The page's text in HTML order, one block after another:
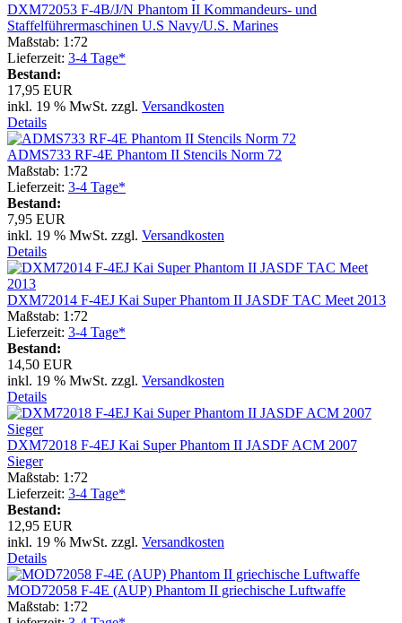
DXM72053 F-4B/J/N Phantom II Kommandeurs- und
Staffelführermaschinen U.S Navy/U.S. Marines
Maßstab: 1:72
Lieferzeit: 3-4 Tage*
Bestand:
17,95 EUR
inkl. 19 % MwSt. zzgl. Versandkosten
Details
ADMS733 RF-4E Phantom II Stencils Norm 72
Maßstab: 1:72
Lieferzeit: 3-4 Tage*
Bestand:
7,95 EUR
inkl. 19 % MwSt. zzgl. Versandkosten
Details
DXM72014 F-4EJ Kai Super Phantom II JASDF TAC Meet 2013
Maßstab: 1:72
Lieferzeit: 3-4 Tage*
Bestand:
14,50 EUR
inkl. 19 % MwSt. zzgl. Versandkosten
Details
DXM72018 F-4EJ Kai Super Phantom II JASDF ACM 2007
Sieger
Maßstab: 1:72
Lieferzeit: 3-4 Tage*
Bestand:
12,95 EUR
inkl. 19 % MwSt. zzgl. Versandkosten
Details
MOD72058 F-4E (AUP) Phantom II griechische Luftwaffe
Maßstab: 1:72